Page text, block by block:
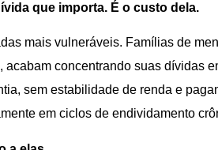
que importa. É o custo dela.
mais vulneráveis. Famílias de
concentrando suas dívidas
sem estabilidade de renda e
em ciclos de endividamento